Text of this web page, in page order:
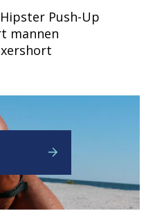
Push-Up
mannen